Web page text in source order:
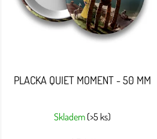
PLACKA QUIET MOMENT - 50 MM
Skladem (>5 ks)